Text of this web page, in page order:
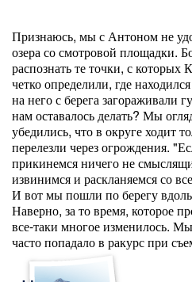
Признаюсь, мы с Антоном не
озера со смотровой площадки.
распознать те точки, с
четко определили, где
на него с берега загораживали
нам оставалось делать? Мы
убедились, что в округе ходит
перелезли через огрождения.
прикинемся ничего не
извинимся и раскланяемся со
И вот мы пошли по берегу
Наверно, за то время, которое
все-таки многое изменилось.
часто попадало в ракурс при